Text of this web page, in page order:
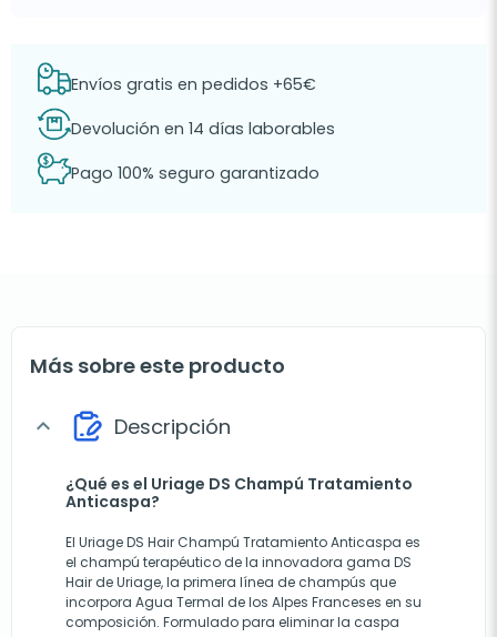
Envíos gratis en pedidos +65€
Devolución en 14 días laborables
Pago 100% seguro garantizado
Más sobre este producto
expand_more Descripción
¿Qué es el Uriage DS Champú Tratamiento
Anticaspa?
El Uriage DS Hair Champú Tratamiento Anticaspa es
el champú terapéutico de la innovadora gama DS
Hair de Uriage, la primera línea de champús que
incorpora Agua Termal de los Alpes Franceses en su
composición. Formulado para eliminar la caspa